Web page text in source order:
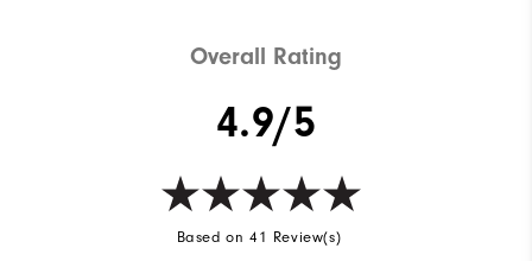
Overall Rating
4.9/5
Based on 41 Review(s)